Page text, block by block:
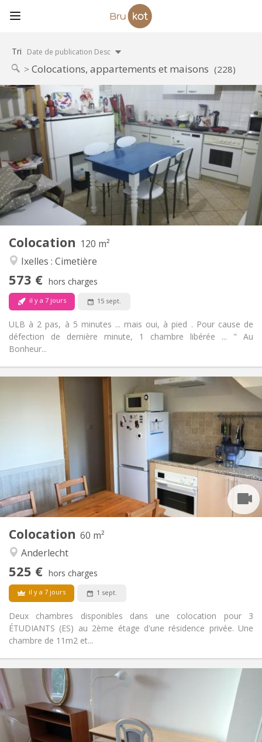
Tri Date de publication Desc
Colocations, appartements et maisons (228)
Colocation 120 m²
Ixelles : Cimetière
573 € hors charges
il y a 7 jours 15 sept.
ULB à 2 pas, à 5 minutes ... mais oui, à pied . Pour cause de
défection de dernière minute, 1 chambre libérée ... " Au
Bonheur...
Infos Pratiques
Loyer:
573 €
Charges:
100 €
Durée:
12 mois
Domiciliation:
Sous conditions
Aménagement
Salle de bain:
Commune
Cuisine:
Commune
Superficie:
120 m
2
Pièces privées:
5
Studieuse, communautaire, calme,
Colocation 60 m²
Anderlecht
525 € hors charges
il y a 7 jours 1 sept.
Deux chambres disponibles dans une colocation pour 3
ÉTUDIANTS (ES) au 2ème étage d'une résidence privée. Une
chambre de 11m2 et...
Infos Pratiques
Charges:
125 €
Durée:
12 mois
Domiciliation:
Sous conditions
Aménagement
Salle de bain:
Commune
Cuisine:
Commune
Superficie:
60 m
2
Pièces privées:
3
Calme, communautaire, chaleureuse,
Infos Pratiques
Loyer:
Charges:
Durée:
Domiciliation:
Non